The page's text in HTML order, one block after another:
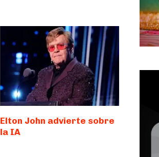
Elton John advierte sobre
la IA